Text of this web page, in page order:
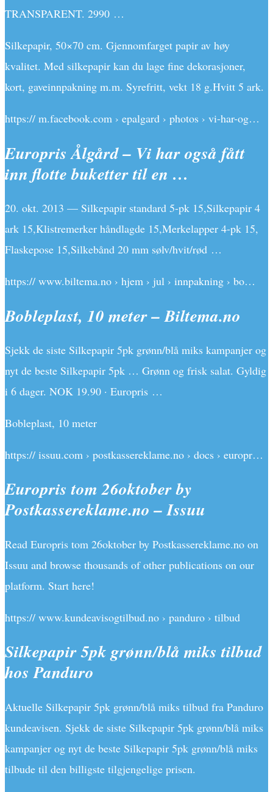
TRANSPARENT. 2990 …
Silkepapir, 50×70 cm. Gjennomfarget papir av høy
kvalitet. Med silkepapir kan du lage fine dekorasjoner,
kort, gaveinnpakning m.m. Syrefritt, vekt 18 g.Hvitt 5 ark.
https:// m.facebook.com › epalgard › photos › vi-har-og…
Europris Ålgård – Vi har også fått
inn flotte buketter til en …
20. okt. 2013 — Silkepapir standard 5-pk 15,Silkepapir 4
ark 15,Klistremerker håndlagde 15,Merkelapper 4-pk 15,
Flaskepose 15,Silkebånd 20 mm sølv/hvit/rød …
https:// www.biltema.no › hjem › jul › innpakning › bo…
Bobleplast, 10 meter – Biltema.no
Sjekk de siste Silkepapir 5pk grønn/blå miks kampanjer og
nyt de beste Silkepapir 5pk … Grønn og frisk salat. Gyldig
i 6 dager. NOK 19.90 · Europris …
Bobleplast, 10 meter
https:// issuu.com › postkassereklame.no › docs › europr…
Europris tom 26oktober by
Postkassereklame.no – Issuu
Read Europris tom 26oktober by Postkassereklame.no on
Issuu and browse thousands of other publications on our
platform. Start here!
https:// www.kundeavisogtilbud.no › panduro › tilbud
Silkepapir 5pk grønn/blå miks tilbud
hos Panduro
Aktuelle Silkepapir 5pk grønn/blå miks tilbud fra Panduro
kundeavisen. Sjekk de siste Silkepapir 5pk grønn/blå miks
kampanjer og nyt de beste Silkepapir 5pk grønn/blå miks
tilbude til den billigste tilgjengelige prisen.